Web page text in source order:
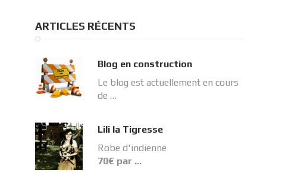
ARTICLES RÉCENTS
Blog en construction
Le blog est actuellement en cours
de …
Lili la Tigresse
Robe d'indienne
70€ par …